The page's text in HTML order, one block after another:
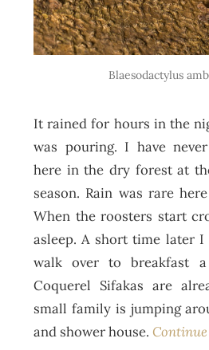
Blaesodactylus
It rained for hours in the
was pouring. I have
here in the dry forest at
season. Rain was rare
When the roosters start
asleep. A short time later
walk over to breakfast
Coquerel Sifakas are
small family is jumping
and shower house.